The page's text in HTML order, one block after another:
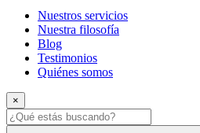
Nuestros servicios
Nuestra filosofía
Blog
Testimonios
Quiénes somos
×